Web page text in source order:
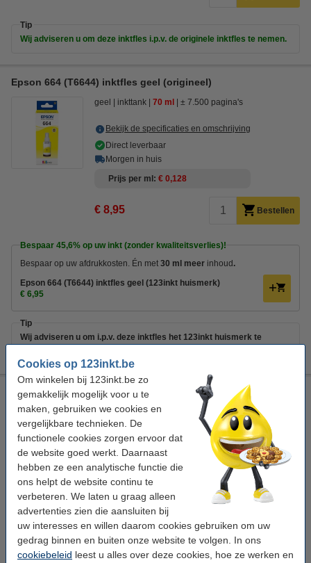
Cookies op 123inkt.be
Om winkelen bij 123inkt.be zo
gemakkelijk mogelijk voor u te
maken, gebruiken we cookies en
vergelijkbare technieken. De
functionele cookies zorgen ervoor dat
de website goed werkt. Daarnaast
hebben ze een analytische functie die
ons helpt de website continu te
verbeteren. We laten u graag alleen
advertenties zien die aansluiten bij
uw interesses en willen daarom cookies gebruiken om uw
gedrag binnen en buiten onze website te volgen. In ons
cookiebeleid leest u alles over deze cookies, hoe ze werken en
Tip
Wij adviseren u om deze inktfles i.p.v. de originele inktfles te nemen.
Epson 664 (T6644) inktfles geel (origineel)
geel inkttank 70 ml ± 7.500 pagina's
Bekijk de specificaties en omschrijving
Direct leverbaar
Morgen in huis
Prijs per ml
€ 0,128
€ 8,95 Bestellen
Bespaar 45,6% op uw inkt (zonder kwaliteitsverlies)!
Bespaar op uw afdrukkosten. Én met 30 ml meer inhoud .
Epson 664 (T6644) inktfles geel (123inkt huismerk)
€ 6,95
Tip
Wij adviseren u om i.p.v. deze inktfles het 123inkt huismerk te
Epson 664 (T6644) inktfles geel (123inkt huismerk)
geel inkttank 100 ml 123inkt
Bekijk de specificaties en omschrijving
Bespaar45,6%op uw inkt (zonder
kwaliteitsverlies)!
Direct leverbaar
Morgen in huis
Prijs per ml
€ 0,070
€ 6,95 Bestellen